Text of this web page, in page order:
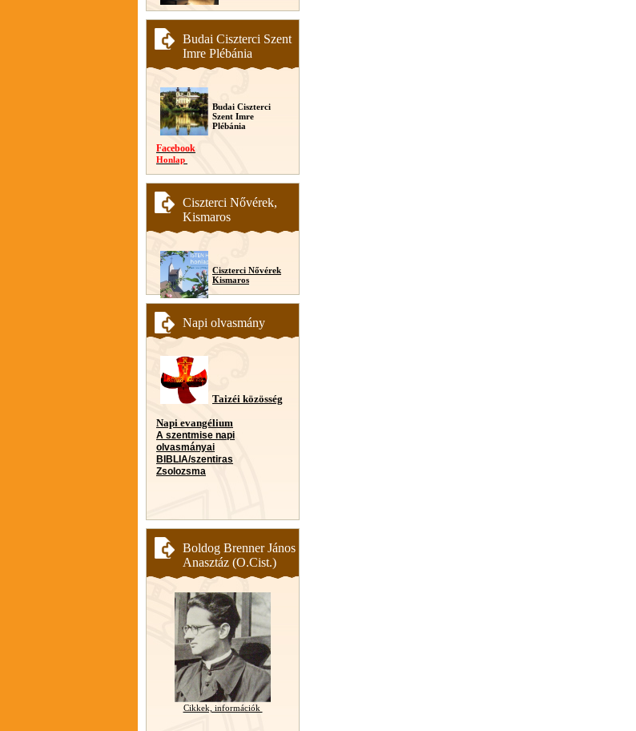
Budai Ciszterci Szent
Imre Plébánia
Budai Ciszterci
Szent Imre
Plébánia
Facebook
Honlap
Ciszterci Nővérek,
Kismaros
Ciszterci Nővérek
Kismaros
Napi olvasmány
Taizéi közösség
Napi evangélium
A szentmise napi
olvasmányai
BIBLIA/szentiras
Zsolozsma
Boldog Brenner János
Anasztáz (O.Cist.)
Cikkek, információk